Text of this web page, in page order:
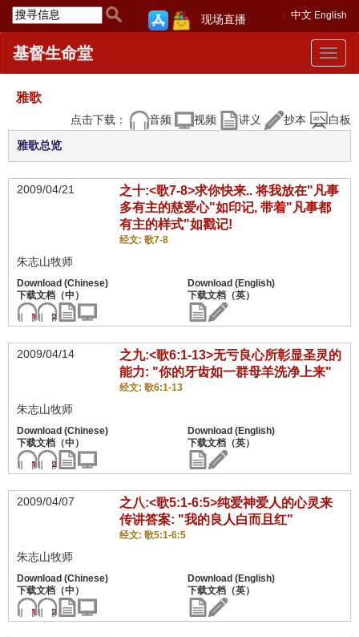
中文 English
现场直播
Toggle
基督生命堂
雅歌
点击下载： 音频 视频 讲义 抄本 白板
雅歌总览
2009/04/21
之十:<歌7-8>求你快来.. 将我放在"凡事
多有主的慈爱心"如印记, 带着"凡事都
有主的样式"如戳记!
经文: 歌7-8
朱志山牧师
2009/04/14
之九:<歌6:1-13>无亏良心所彰显圣灵的
能力: "你的牙齿如一群母羊洗净上来"
经文: 歌6:1-13
朱志山牧师
2009/04/07
之八:<歌5:1-6:5>纯爱神爱人的心灵来
传讲答案: "我的良人白而且红"
经文: 歌5:1-6:5
朱志山牧师